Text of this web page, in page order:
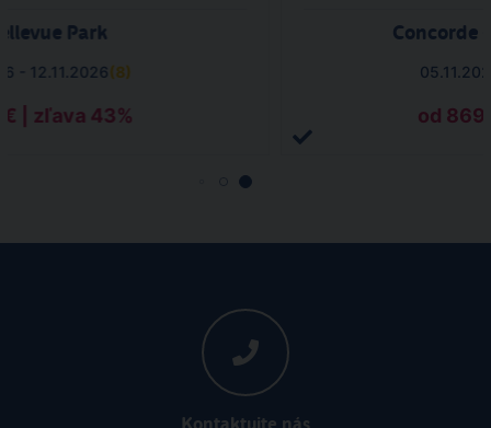
Park
- 12.11.2026(8)
| zľava 43%
Concorde
od 869